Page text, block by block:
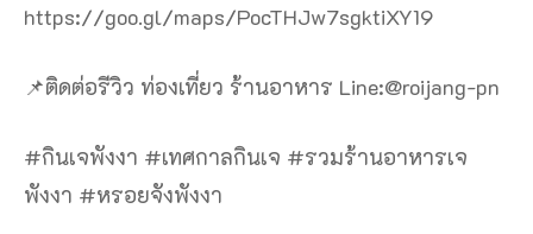
https://goo.gl/maps/PocTHJw7sgktiXY19
📌ติดต่อรีวิว ท่องเที่ยว ร้านอาหาร Line:@roijang-pn
#กินเจพังงา #เทศกาลกินเจ #รวมร้านอาหารเจ
พังงา #หรอยจังพังงา